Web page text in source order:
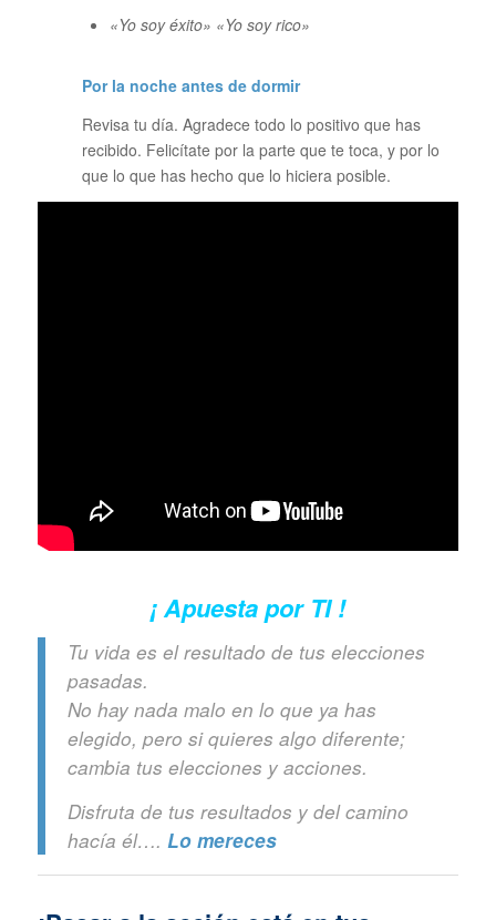
«Yo soy éxito» «Yo soy rico»
Por la noche antes de dormir
Revisa tu día. Agradece todo lo positivo que has
recibido. Felicítate por la parte que te toca, y por lo
que lo que has hecho que lo hiciera posible.
¡ Apuesta por TI !
Tu vida es el resultado de tus elecciones
pasadas.
No hay nada malo en lo que ya has
elegido, pero si quieres algo diferente;
cambia tus elecciones y acciones.
Disfruta de tus resultados y del camino
hacía él…. Lo mereces